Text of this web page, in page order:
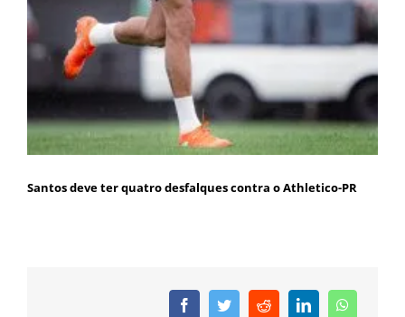
Santos deve ter quatro desfalques contra o Athletico-PR
FacebookTwitterRedditLinkedIn